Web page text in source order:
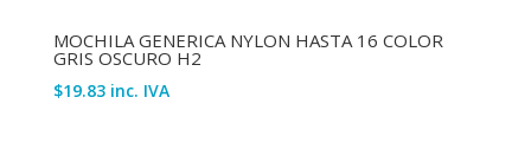
MOCHILA GENERICA NYLON HASTA 16 COLOR
GRIS OSCURO H2
$19.83 inc. IVA